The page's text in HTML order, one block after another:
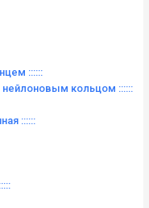
::::::
нейлоновым кольцом ::::::
::::::